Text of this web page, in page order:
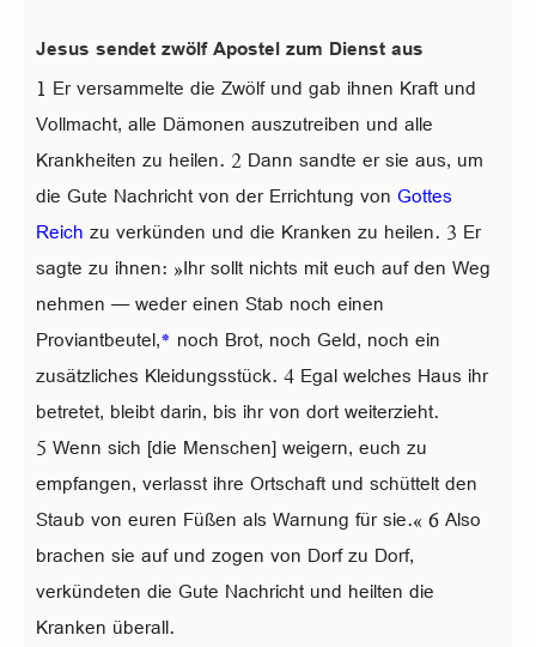
Jesus sendet zwölf Apostel zum Dienst aus
1 Er versammelte die Zwölf und gab ihnen Kraft und
Vollmacht, alle Dämonen auszutreiben und alle
Krankheiten zu heilen. 2 Dann sandte er sie aus, um
die Gute Nachricht von der Errichtung von Gottes
Reich zu verkünden und die Kranken zu heilen. 3 Er
sagte zu ihnen: »Ihr sollt nichts mit euch auf den Weg
nehmen — weder einen Stab noch einen
Proviantbeutel,* noch Brot, noch Geld, noch ein
zusätzliches Kleidungsstück. 4 Egal welches Haus ihr
betretet, bleibt darin, bis ihr von dort weiterzieht.
5 Wenn sich [die Menschen] weigern, euch zu
empfangen, verlasst ihre Ortschaft und schüttelt den
Staub von euren Füßen als Warnung für sie.« 6 Also
brachen sie auf und zogen von Dorf zu Dorf,
verkündeten die Gute Nachricht und heilten die
Kranken überall.